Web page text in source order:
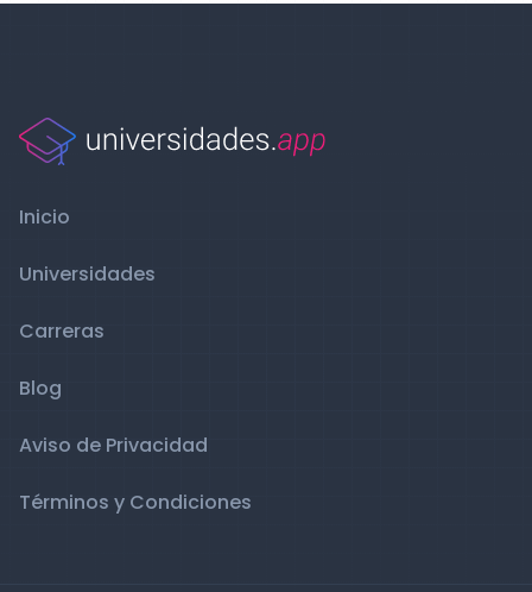
Inicio
Universidades
Carreras
Blog
Aviso de Privacidad
Términos y Condiciones